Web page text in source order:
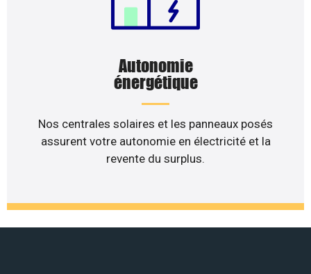
Autonomie
énergétique
Nos centrales solaires et les panneaux posés
assurent votre autonomie en électricité et la
revente du surplus.